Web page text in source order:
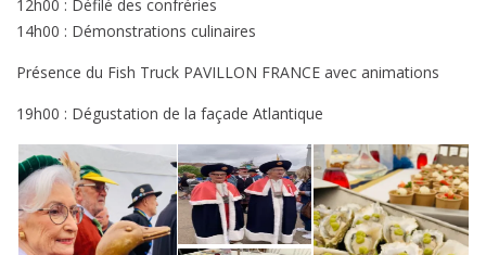
5]
Suite
12h00 : Défilé des confréries
14h00 : Démonstrations culinaires
Présence du Fish Truck PAVILLON FRANCE avec animations
19h00 : Dégustation de la façade Atlantique